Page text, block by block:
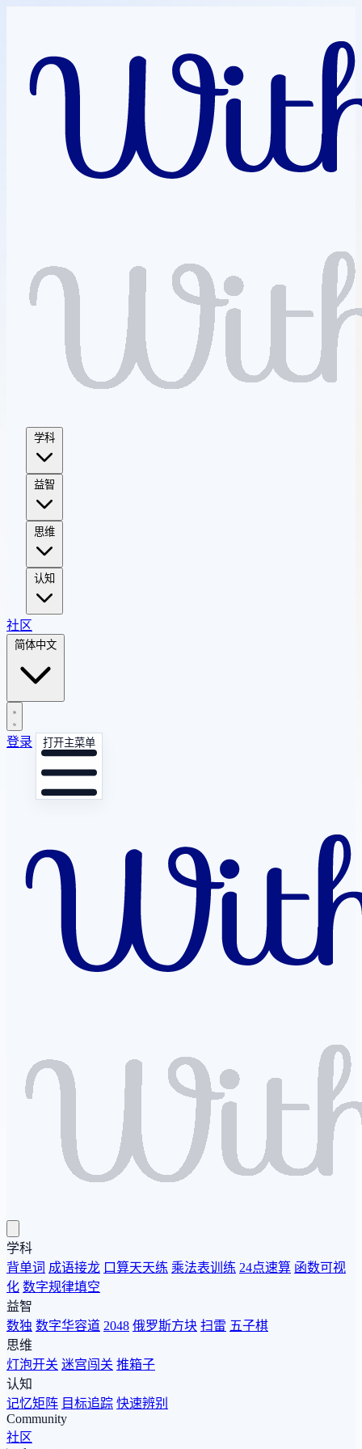
学科
益智
思维
认知
社区
简体中文
登录 打开主菜单
学科
背单词 成语接龙 口算天天练 乘法表训练 24点速算 函数可视
化 数字规律填空
益智
数独 数字华容道 2048 俄罗斯方块 扫雷 五子棋
思维
灯泡开关 迷宫闯关 推箱子
认知
记忆矩阵 目标追踪 快速辨别
Community
社区